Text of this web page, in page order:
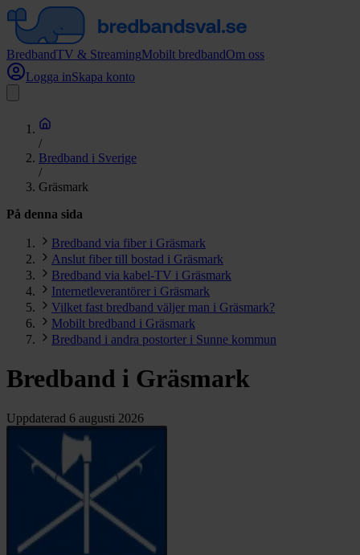
BredbandTV & StreamingMobilt bredbandOm oss
Logga inSkapa konto
/
Bredband i Sverige
/
Gräsmark
På denna sida
Bredband via fiber i Gräsmark
Anslut fiber till bostad i Gräsmark
Bredband via kabel-TV i Gräsmark
Internetleverantörer i Gräsmark
Vilket fast bredband väljer man i Gräsmark?
Mobilt bredband i Gräsmark
Bredband i andra postorter i Sunne kommun
Bredband i Gräsmark
Uppdaterad 6 augusti 2026